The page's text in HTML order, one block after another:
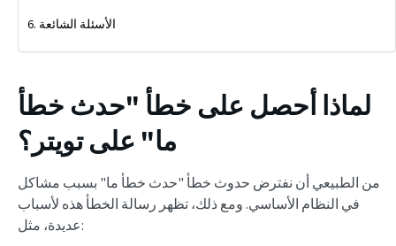
الأسئلة الشائعة
لماذا أحصل على خطأ "حدث خطأ
ما" على تويتر؟
من الطبيعي أن نفترض حدوث خطأ "حدث خطأ ما" بسبب مشاكل
في النظام الأساسي. ومع ذلك، تظهر رسالة الخطأ هذه لأسباب
عديدة، مثل: